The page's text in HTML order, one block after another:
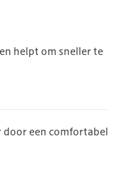
helpt om sneller te
door een comfortabel